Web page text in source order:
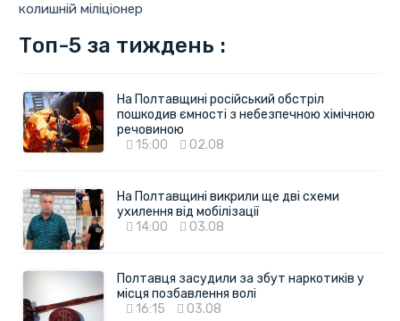
колишній міліціонер
Топ-5 за тиждень :
На Полтавщині російський обстріл
пошкодив ємності з небезпечною хімічною
речовиною
15:00
02.08
На Полтавщині викрили ще дві схеми
ухилення від мобілізації
14:00
03.08
Полтавця засудили за збут наркотиків у
місця позбавлення волі
16:15
03.08